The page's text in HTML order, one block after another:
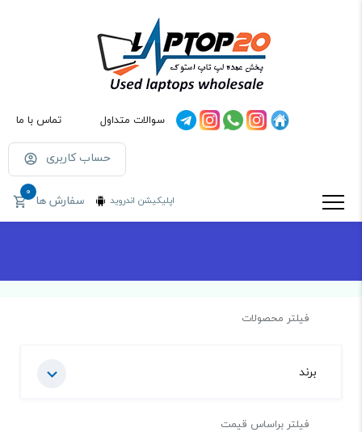
سوالات متداول تماس با ما
حساب کاربری
اپلیکیشن اندروید سفارش ها 0
فیلتر محصولات
برند
فیلتر براساس قیمت